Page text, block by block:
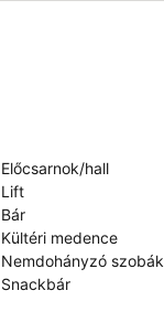
Előcsarnok/hall
Lift
Bár
Kültéri medence
Nemdohányzó szobák
Snackbár